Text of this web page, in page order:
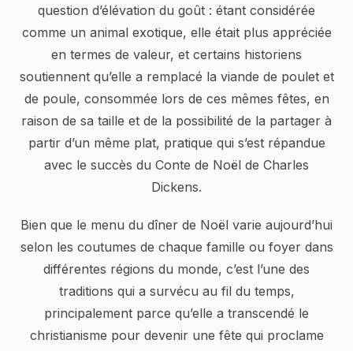
question d’élévation du goût : étant considérée
comme un animal exotique, elle était plus appréciée
en termes de valeur, et certains historiens
soutiennent qu’elle a remplacé la viande de poulet et
de poule, consommée lors de ces mêmes fêtes, en
raison de sa taille et de la possibilité de la partager à
partir d’un même plat, pratique qui s’est répandue
avec le succès du Conte de Noël de Charles
Dickens.
Bien que le menu du dîner de Noël varie aujourd’hui
selon les coutumes de chaque famille ou foyer dans
différentes régions du monde, c’est l’une des
traditions qui a survécu au fil du temps,
principalement parce qu’elle a transcendé le
christianisme pour devenir une fête qui proclame